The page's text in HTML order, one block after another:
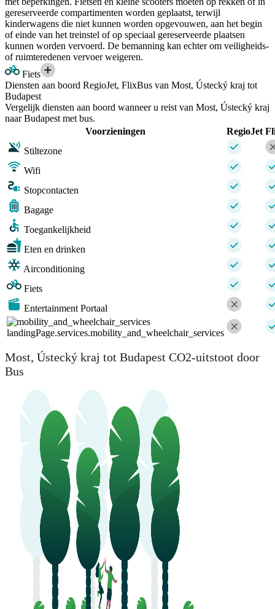
gereserveerde compartimenten worden geplaatst, terwijl
kinderwagens die niet kunnen worden opgevouwen, aan het begin
of einde van het treinstel of op speciaal gereserveerde plaatsen
kunnen worden vervoerd. De bemanning kan echter om veiligheids-
of ruimteredenen vervoer weigeren.
Fiets
Diensten aan boord RegioJet, FlixBus van Most, Ústecký kraj tot
Budapest
Vergelijk diensten aan boord wanneer u reist van Most, Ústecký kraj
naar Budapest met bus.
Voorzieningen
RegioJet
Stiltezone
Wifi
Stopcontacten
Bagage
Toegankelijkheid
Eten en drinken
Airconditioning
Fiets
Entertainment Portaal
landingPage.services.mobility_and_wheelchair_services
Most, Ústecký kraj tot Budapest CO2-uitstoot door
Bus